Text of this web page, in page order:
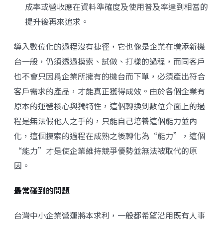
成率或營收應在資料準確度及使用普及率達到相當的
提升後再來追求。
導入數位化的過程沒有捷徑，它也像是企業在增添新機
台一般，仍須透過摸索、試做、打樣的過程，而同客戶
也不會只因爲企業所擁有的機台而下單，必須產出符合
客戶需求的產品，才能真正獲得成效。由於各個企業有
原本的運營核心與獨特性，這個轉換到數位介面上的過
程是無法假他人之手的，只能自己培養這個能力並內
化，這個摸索的過程在成熟之後轉化為“能力”，這個
“能力”才是使企業維持競爭優勢並無法被取代的原
因。
最常碰到的問題
台灣中小企業營運將本求利，一般都希望沿用既有人事